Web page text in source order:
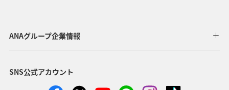
ANAグループ企業情報
SNS公式アカウント